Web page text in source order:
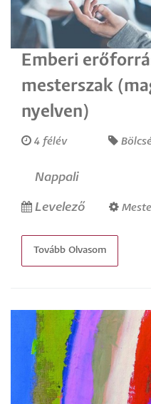
Emberi
mesterszak
nyelven)
4 félév
Nappali
Levelező
Tovább Olvasom